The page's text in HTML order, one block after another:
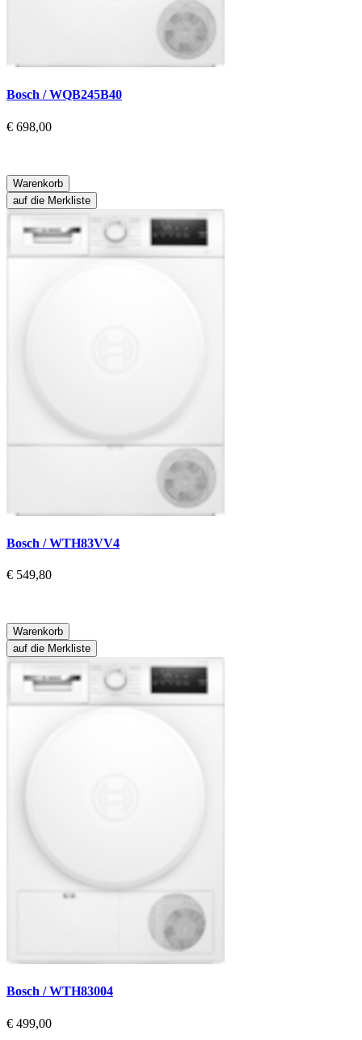
Bosch / WQB245B40
€ 698,00
Warenkorb
auf die Merkliste
Bosch / WTH83VV4
€ 549,80
Warenkorb
auf die Merkliste
Bosch / WTH83004
€ 499,00